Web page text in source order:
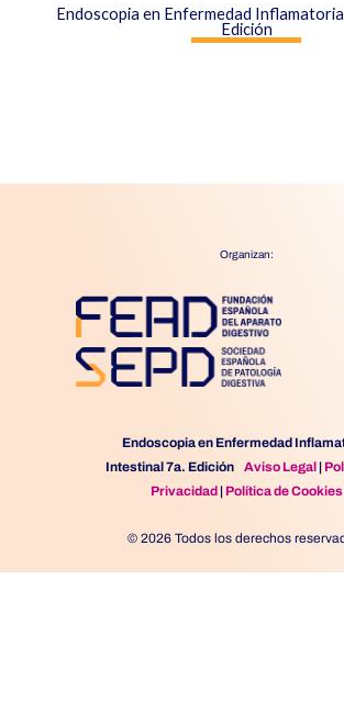
Endoscopia en Enfermedad
Edición
Organizan:
Endoscopia en Enfermedad
Intestinal 7a. Edición
Aviso Legal|
Privacidad| Política de Cookies
© 2026 Todos los derechos